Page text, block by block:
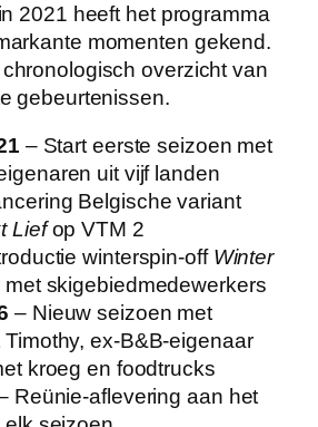
2021 heeft het programma
momenten gekend.
overzicht van
gebeurtenissen.
– Start eerste seizoen met
uit vijf landen
Belgische variant
Liefop VTM 2
winterspin-off Winter
met skigebiedmedewerkers
– Nieuw seizoen met
Timothy, ex-B&B-eigenaar
kroeg en foodtrucks
Reünie-aflevering aan het